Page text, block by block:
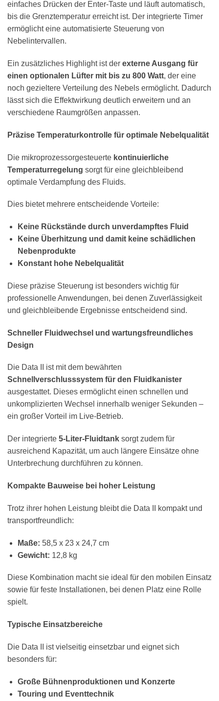
einfaches Drücken der Enter-Taste und läuft automatisch,
bis die Grenztemperatur erreicht ist. Der integrierte Timer
ermöglicht eine automatisierte Steuerung von
Nebelintervallen.
Ein zusätzliches Highlight ist der externe Ausgang für
einen optionalen Lüfter mit bis zu 800 Watt, der eine
noch gezieltere Verteilung des Nebels ermöglicht. Dadurch
lässt sich die Effektwirkung deutlich erweitern und an
verschiedene Raumgrößen anpassen.
Präzise Temperaturkontrolle für optimale Nebelqualität
Die mikroprozessorgesteuerte kontinuierliche
Temperaturregelung sorgt für eine gleichbleibend
optimale Verdampfung des Fluids.
Dies bietet mehrere entscheidende Vorteile:
Keine Rückstände durch unverdampftes Fluid
Keine Überhitzung und damit keine schädlichen
Nebenprodukte
Konstant hohe Nebelqualität
Diese präzise Steuerung ist besonders wichtig für
professionelle Anwendungen, bei denen Zuverlässigkeit
und gleichbleibende Ergebnisse entscheidend sind.
Schneller Fluidwechsel und wartungsfreundliches
Design
Die Data II ist mit dem bewährten
Schnellverschlusssystem für den Fluidkanister
ausgestattet. Dieses ermöglicht einen schnellen und
unkomplizierten Wechsel innerhalb weniger Sekunden –
ein großer Vorteil im Live-Betrieb.
Der integrierte 5-Liter-Fluidtank sorgt zudem für
ausreichend Kapazität, um auch längere Einsätze ohne
Unterbrechung durchführen zu können.
Kompakte Bauweise bei hoher Leistung
Trotz ihrer hohen Leistung bleibt die Data II kompakt und
transportfreundlich:
Maße: 58,5 x 23 x 24,7 cm
Gewicht: 12,8 kg
Diese Kombination macht sie ideal für den mobilen Einsatz
sowie für feste Installationen, bei denen Platz eine Rolle
spielt.
Typische Einsatzbereiche
Die Data II ist vielseitig einsetzbar und eignet sich
besonders für:
Große Bühnenproduktionen und Konzerte
Touring und Eventtechnik